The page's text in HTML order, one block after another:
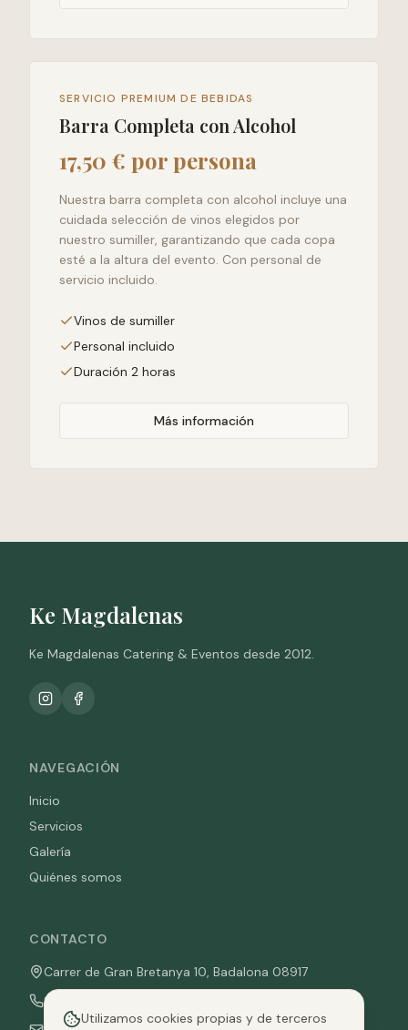
SERVICIO PREMIUM DE BEBIDAS
Barra Completa con Alcohol
17,50 € por persona
Nuestra barra completa con alcohol incluye una
cuidada selección de vinos elegidos por
nuestro sumiller, garantizando que cada copa
esté a la altura del evento. Con personal de
servicio incluido.
Vinos de sumiller
Personal incluido
Duración 2 horas
Más información
Ke Magdalenas
Ke Magdalenas Catering & Eventos desde 2012.
NAVEGACIÓN
Inicio
Servicios
Galería
Quiénes somos
CONTACTO
Carrer de Gran Bretanya 10, Badalona 08917
936 763 804
Utilizamos cookies propias y de terceros